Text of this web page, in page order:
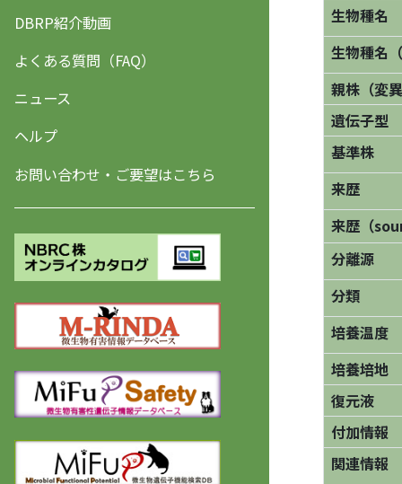
DBRP紹介動画
よくある質問（FAQ）
ニュース
ヘルプ
お問い合わせ・ご要望はこちら
生物種名
生物種名
親株（変
遺伝子型
基準株
来歴
来歴（
分離源
分類
培養温度
培養培地
復元液
付加情報
関連情報